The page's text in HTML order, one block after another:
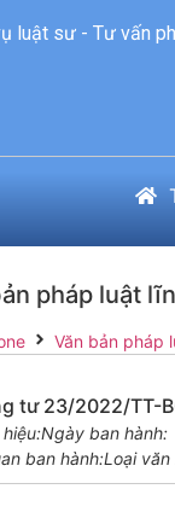
luật sư - Tư vấn
pháp luật
Văn bản pháp
tư 23/2022/TT-
Ngày ban hành:
ban hành:Loại văn